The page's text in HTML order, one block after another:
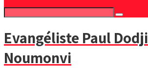
Evangéliste Paul Dodji
Noumonvi